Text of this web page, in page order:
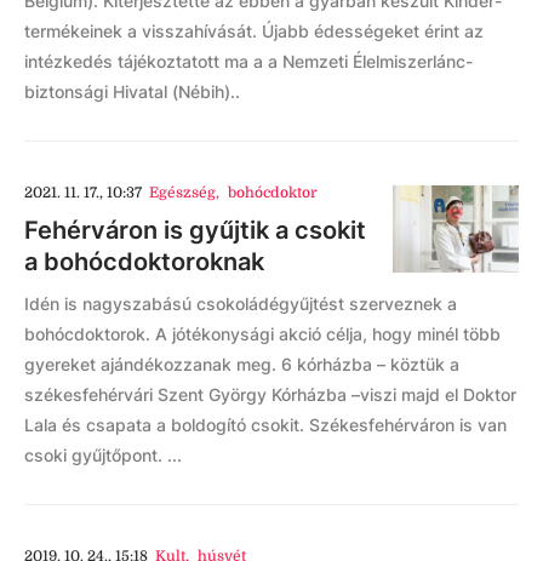
termékeinek a visszahívását. Újabb édességeket érint az
intézkedés tájékoztatott ma a a Nemzeti Élelmiszerlánc-
biztonsági Hivatal (Nébih)..
2021. 11. 17., 10:37 Egészség, bohócdoktor
Fehérváron is gyűjtik a csokit
a bohócdoktoroknak
Idén is nagyszabású csokoládégyűjtést szerveznek a
bohócdoktorok. A jótékonysági akció célja, hogy minél több
gyereket ajándékozzanak meg. 6 kórházba – köztük a
székesfehérvári Szent György Kórházba –viszi majd el Doktor
Lala és csapata a boldogító csokit. Székesfehérváron is van
csoki gyűjtőpont. ...
2019. 10. 24., 15:18 Kult, húsvét